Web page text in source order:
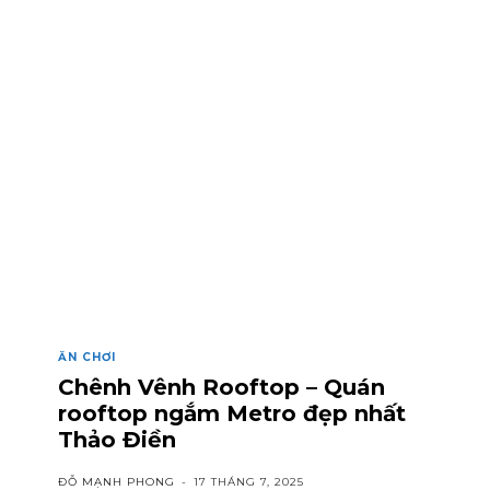
ĂN CHƠI
Chênh Vênh Rooftop – Quán
rooftop ngắm Metro đẹp nhất
Thảo Điền
ĐỖ MẠNH PHONG - 17 THÁNG 7, 2025